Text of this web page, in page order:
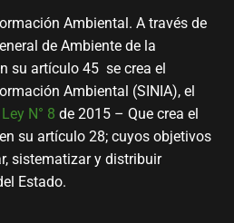
Ambiental. A través de
de Ambiente de la
su artículo 45 se crea el
Ambiental (SINIA), el
Ley N° 8 de 2015 – Que crea el
su artículo 28; cuyos objetivos
sistematizar y distribuir
Estado.